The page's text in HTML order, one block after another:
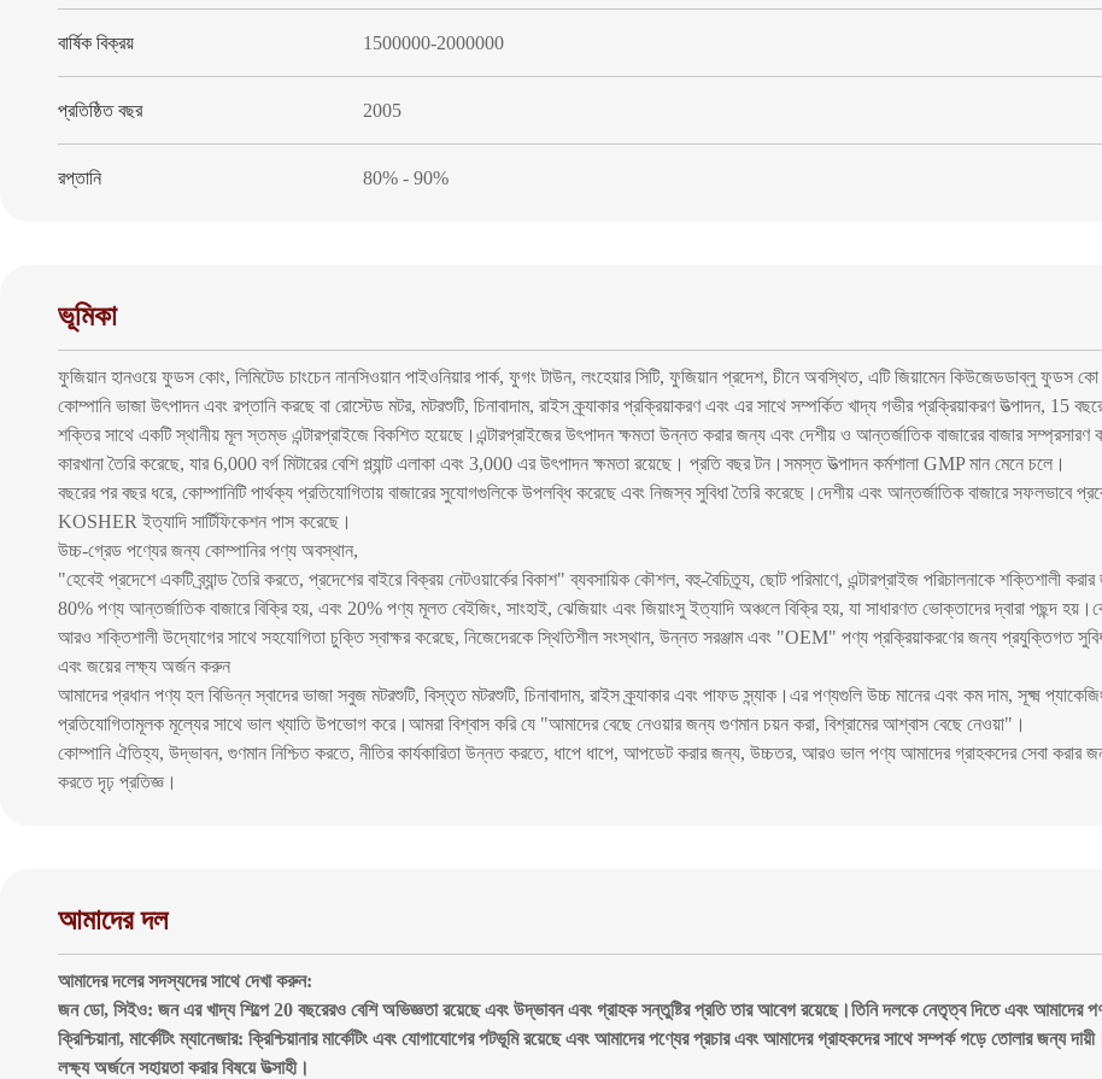
বার্ষিক বিক্রয় 1500000-2000000
প্রতিষ্ঠিত বছর 2005
রপ্তানি 80% - 90%
ভূমিকা
ফুজিয়ান হানওয়ে ফুডস কোং, লিমিটেড চাংচেন নানসিওয়ান পাইওনিয়ার পার্ক, ফুগং টাউন, লংহেয়ার সিটি, ফুজিয়ান প্রদেশ, চীনে অবস্থিত, এটি জিয়ামেন কিউজেডডাব্লু
কোম্পানি ভাজা উৎপাদন এবং রপ্তানি করছে বা রোস্টেড মটর, মটরশুটি, চিনাবাদাম, রাইস ক্র্যাকার প্রক্রিয়াকরণ এবং এর সাথে সম্পর্কিত খাদ্য গভীর প্রক্রিয়াকরণ উত্পাদন, 15
শক্তির সাথে একটি স্থানীয় মূল স্তম্ভ এন্টারপ্রাইজে বিকশিত হয়েছে।এন্টারপ্রাইজের উৎপাদন ক্ষমতা উন্নত করার জন্য এবং দেশীয় ও আন্তর্জাতিক বাজারের বাজার
কারখানা তৈরি করেছে, যার 6,000 বর্গ মিটারের বেশি প্ল্যান্ট এলাকা এবং 3,000 এর উৎপাদন ক্ষমতা রয়েছে। প্রতি বছর টন।সমস্ত উত্পাদন কর্মশালা GMP মান মেনে চলে।
বছরের পর বছর ধরে, কোম্পানিটি পার্থক্য প্রতিযোগিতায় বাজারের সুযোগগুলিকে উপলব্ধি করেছে এবং নিজস্ব সুবিধা তৈরি করেছে।দেশীয় এবং আন্তর্জাতিক বাজারে
KOSHER ইত্যাদি সার্টিফিকেশন পাস করেছে।
উচ্চ-গ্রেড পণ্যের জন্য কোম্পানির পণ্য অবস্থান,
"হেবেই প্রদেশে একটি ব্র্যান্ড তৈরি করতে, প্রদেশের বাইরে বিক্রয় নেটওয়ার্কের বিকাশ" ব্যবসায়িক কৌশল, বহু-বৈচিত্র্য, ছোট পরিমাণে, এন্টারপ্রাইজ পরিচালনাকে শক্তিশালী
80% পণ্য আন্তর্জাতিক বাজারে বিক্রি হয়, এবং 20% পণ্য মূলত বেইজিং, সাংহাই, ঝেজিয়াং এবং জিয়াংসু ইত্যাদি অঞ্চলে বিক্রি হয়, যা সাধারণত ভোক্তাদের দ্বারা পছন্দ
আরও শক্তিশালী উদ্যোগের সাথে সহযোগিতা চুক্তি স্বাক্ষর করেছে, নিজেদেরকে স্থিতিশীল সংস্থান, উন্নত সরঞ্জাম এবং "OEM" পণ্য প্রক্রিয়াকরণের জন্য প্রযুক্তিগত
এবং জয়ের লক্ষ্য অর্জন করুন
আমাদের প্রধান পণ্য হল বিভিন্ন স্বাদের ভাজা সবুজ মটরশুটি, বিস্তৃত মটরশুটি, চিনাবাদাম, রাইস ক্র্যাকার এবং পাফড স্ন্যাক।এর পণ্যগুলি উচ্চ মানের এবং কম দাম, সূক্ষ্ম
প্রতিযোগিতামূলক মূল্যের সাথে ভাল খ্যাতি উপভোগ করে।আমরা বিশ্বাস করি যে "আমাদের বেছে নেওয়ার জন্য গুণমান চয়ন করা, বিশ্রামের আশ্বাস বেছে নেওয়া"।
কোম্পানি ঐতিহ্য, উদ্ভাবন, গুণমান নিশ্চিত করতে, নীতির কার্যকারিতা উন্নত করতে, ধাপে ধাপে, আপডেট করার জন্য, উচ্চতর, আরও ভাল পণ্য আমাদের গ্রাহকদের সেবা
করতে দৃঢ় প্রতিজ্ঞ।
আমাদের দল
আমাদের দলের সদস্যদের সাথে দেখা করুন:
জন ডো, সিইও: জন এর খাদ্য শিল্পে 20 বছরেরও বেশি অভিজ্ঞতা রয়েছে এবং উদ্ভাবন এবং গ্রাহক সন্তুষ্টির প্রতি তার আবেগ রয়েছে।তিনি দলকে নেতৃত্ব দিতে এবং আমাদের
ক্রিশ্চিয়ানা, মার্কেটিং ম্যানেজার: ক্রিশ্চিয়ানার মার্কেটিং এবং যোগাযোগের পটভূমি রয়েছে এবং আমাদের পণ্যের প্রচার এবং আমাদের গ্রাহকদের সাথে সম্পর্ক গড়ে তোলার জন্য
লক্ষ্য অর্জনে সহায়তা করার বিষয়ে উত্সাহী।